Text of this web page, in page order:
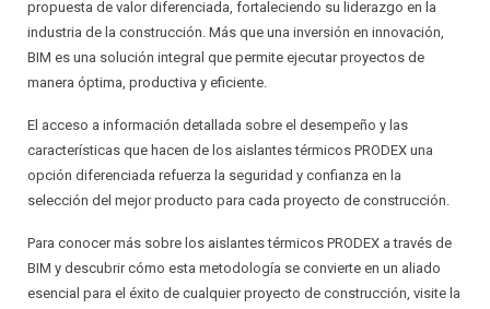
propuesta de valor diferenciada, fortaleciendo su liderazgo en la
industria de la construcción. Más que una inversión en innovación,
BIM es una solución integral que permite ejecutar proyectos de
manera óptima, productiva y eficiente.
El acceso a información detallada sobre el desempeño y las
características que hacen de los aislantes térmicos PRODEX una
opción diferenciada refuerza la seguridad y confianza en la
selección del mejor producto para cada proyecto de construcción.
Para conocer más sobre los aislantes térmicos PRODEX a través de
BIM y descubrir cómo esta metodología se convierte en un aliado
esencial para el éxito de cualquier proyecto de construcción, visite la